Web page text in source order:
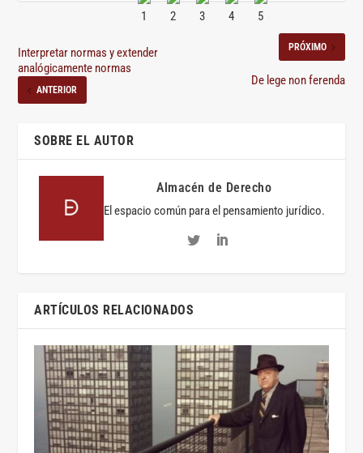
Interpretar normas y extender
analógicamente normas
ANTERIOR
PRÓXIMO
De lege non ferenda
SOBRE EL AUTOR
Almacén de Derecho
El espacio común para el pensamiento jurídico.
ARTÍCULOS RELACIONADOS